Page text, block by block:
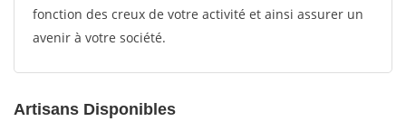
fonction des creux de votre activité et ainsi assurer un
avenir à votre société.
Artisans Disponibles